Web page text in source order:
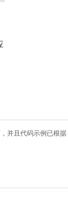
并且代码示例已根据